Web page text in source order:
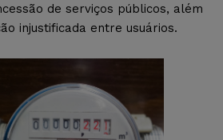
de serviços públicos, além
injustificada entre usuários.